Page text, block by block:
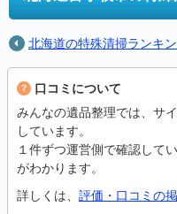
北海道の特殊清掃ランキ
口コミについて
みんなの遺品整理では、サ
しています。
１件ずつ運営側で確認して
がわかります。
詳しくは、 評価・口コミの